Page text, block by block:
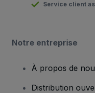
Service client
Notre entreprise
À propos de
Distribution